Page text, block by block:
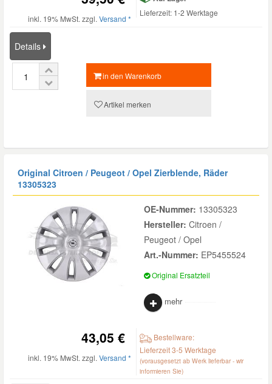
inkl. 19% MwSt. zzgl. Versand *
Lieferzeit: 1-2 Werktage
Details
in den Warenkorb
Artikel merken
Original Citroen / Peugeot / Opel Zierblende, Räder
13305323
OE-Nummer: 13305323
Hersteller: Citroen /
Peugeot / Opel
Art.-Nummer: EP5455524
Original Ersatzteil
mehr
43,05 €
inkl. 19% MwSt. zzgl. Versand *
Bestellware:
Lieferzeit 3-5 Werktage
(vorausgesetzt ab Werk lieferbar - wir
informieren Sie)
Mini Ersatzteile
Mitsubishi Ersatzteile
Skoda Ersatzteile
Smart Ersatzteile
Suzuki Ersatzteile
Vauxhall Ersatzteile